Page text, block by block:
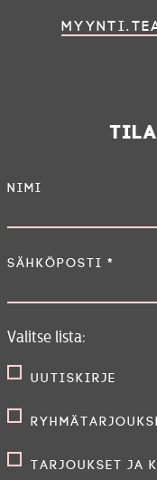
Nimi
Sähköposti *
Valitse lista:
Uutiskirje
Tarjoukset ja